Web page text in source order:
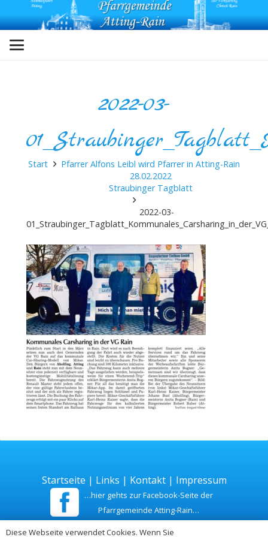
2022-03-
Start
Pfarrer Alfons Leibl wird Pfarrer in Atting-Rain
28.02.2022
Straubinger Tagblatt
2022-03-
Startseite | Links | Kontakt| Impressum
…hier gehts zur Facebook-Seite der
Pfarrgemeinde Atting-Rain…
Diese Webseite verwendet Cookies. Wenn Sie